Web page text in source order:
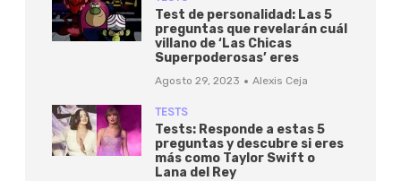
Test de personalidad: Las 5
preguntas que revelarán cuál
villano de ‘Las Chicas
Superpoderosas’ eres
Agosto 29, 2023 · Alexis Ceja
TESTS
Tests: Responde a estas 5
preguntas y descubre si eres
más como Taylor Swift o
Lana del Rey